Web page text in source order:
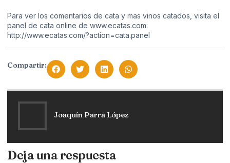
Para ver los comentarios de cata y mas vinos catados, visita el
panel de cata online de www.ecatas.com:
http://www.ecatas.com/?action=cata.panel
Compartir:
Joaquín Parra López
Deja una respuesta